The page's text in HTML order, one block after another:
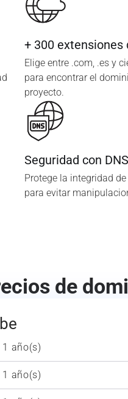
+ 300 extensiones
Elige entre .com, .es y
para encontrar el
proyecto.
Seguridad con
Protege la integridad
para evitar
de
1 año(s)
1 año(s)